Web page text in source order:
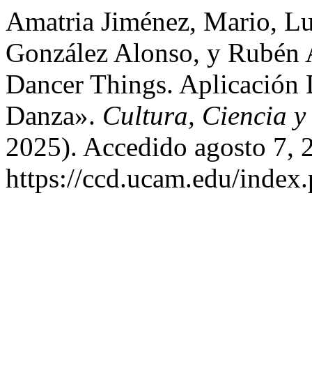
Amatria Jiménez, Mario,
González Alonso, y
Dancer Things.
Danza». Cultura, Ciencia
2025). Accedido agosto 7,
https://ccd.ucam.edu/